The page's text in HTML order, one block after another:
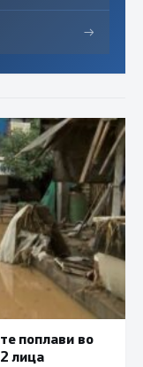
→
поплави во
лица